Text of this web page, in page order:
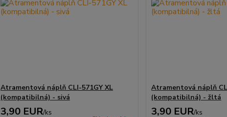
Atramentová náplň CLI-571GY XL
(kompatibilná) - sivá
3,90 EUR/ks
Atramentová náplň
(kompatibilná) - žltá
3,90 EUR/ks